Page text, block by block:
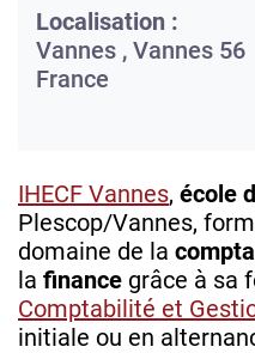
Localisation :
Vannes , Vannes 56
France
IHECF Vannes, école
Plescop/Vannes,
domaine de la
la finance grâce à sa
Comptabilité et
initiale ou en